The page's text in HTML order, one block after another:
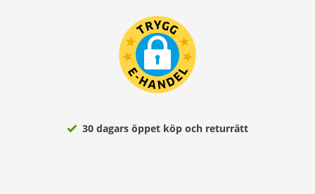
30 dagars öppet köp och returrätt